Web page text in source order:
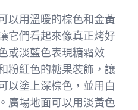
以用溫暖的棕色和金黃
它們看起來像真正烤好
或淡藍色表現糖霜效
粉紅色的糖果裝飾，讓
以塗上深棕色，並用白
廣場地面可以用淡黃色